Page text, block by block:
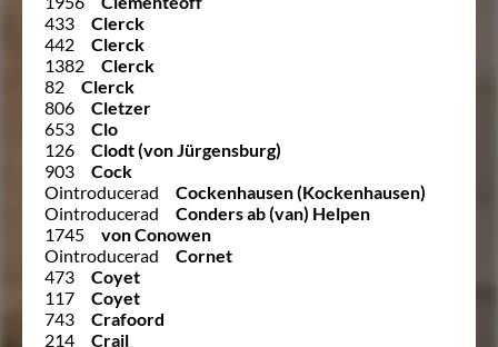
433
Clerck
442
Clerck
1382
Clerck
82
Clerck
806
Cletzer
653
Clo
126
Clodt (von Jürgensburg)
903
Cock
Ointroducerad
Cockenhausen (Kockenhausen)
Ointroducerad
Conders ab (van) Helpen
1745
von Conowen
Ointroducerad
Cornet
473
Coyet
117
Coyet
743
Crafoord
214
Crail